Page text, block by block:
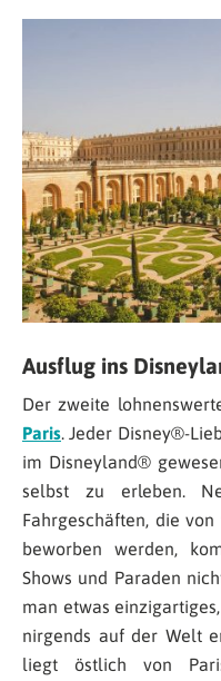
Ausflug ins
Der zweite
Paris . Jeder Disney®-
im Disneyland®
selbst zu erleben.
Fahrgeschäften, die
beworben werden,
Shows und Paraden
man etwas
nirgends auf der Welt
liegt östlich von